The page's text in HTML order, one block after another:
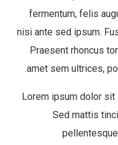
fermentum, felis
nisi ante sed ipsum.
Praesent rhoncus
amet sem ultrices,
Lorem ipsum dolor
Sed mattis